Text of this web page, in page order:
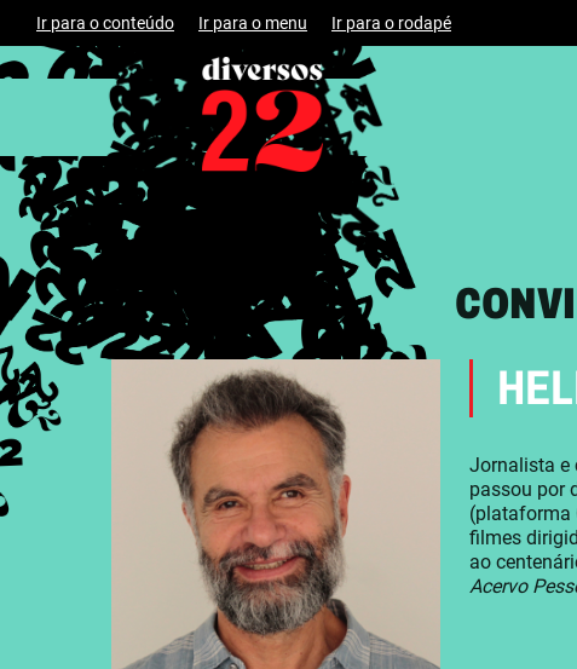
Ir para o conteúdo Ir para o menu Ir para o rodapé
Jornalista e
passou por
(plataforma
filmes
ao
Acervo